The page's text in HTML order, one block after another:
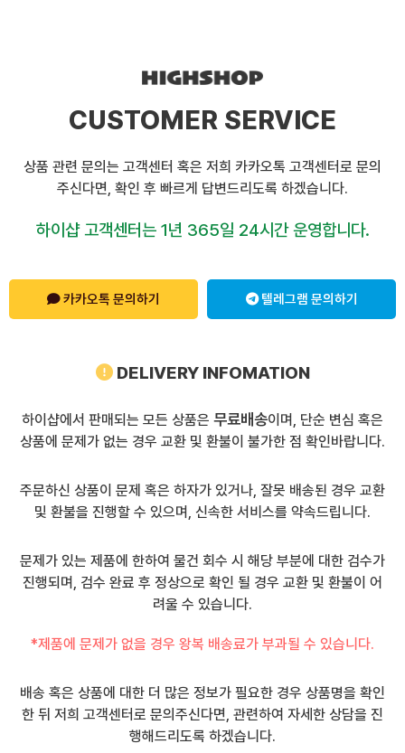
CUSTOMER SERVICE
상품 관련 문의는 고객센터 혹은 저희 카카오톡 고객센터로 문의
주신다면, 확인 후 빠르게 답변드리도록 하겠습니다.
하이샵 고객센터는 1년 365일 24시간 운영합니다.
카카오톡 문의하기 텔레그램 문의하기
DELIVERY INFOMATION
하이샵에서 판매되는 모든 상품은 무료배송이며, 단순 변심 혹은
상품에 문제가 없는 경우 교환 및 환불이 불가한 점 확인바랍니다.
주문하신 상품이 문제 혹은 하자가 있거나, 잘못 배송된 경우 교환
및 환불을 진행할 수 있으며, 신속한 서비스를 약속드립니다.
문제가 있는 제품에 한하여 물건 회수 시 해당 부분에 대한 검수가
진행되며, 검수 완료 후 정상으로 확인 될 경우 교환 및 환불이 어
려울 수 있습니다.
*제품에 문제가 없을 경우 왕복 배송료가 부과될 수 있습니다.
배송 혹은 상품에 대한 더 많은 정보가 필요한 경우 상품명을 확인
한 뒤 저희 고객센터로 문의주신다면, 관련하여 자세한 상담을 진
행해드리도록 하겠습니다.